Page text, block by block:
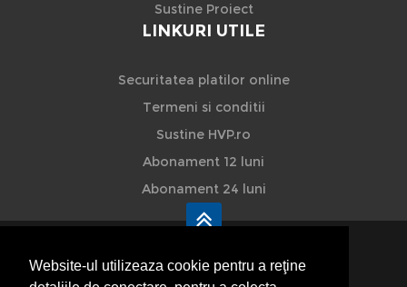
Website-ul utilizeaza cookie pentru a reţine
Sustine Proiect
LINKURI UTILE
Securitatea platilor online
Termeni si conditii
Sustine HVP.ro
Abonament 12 luni
Abonament 24 luni